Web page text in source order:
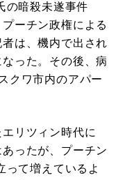
の暗殺未遂事件
ーチン政権による
は、機内で出され
った。その後、病
クワ市内のアパー
リツィン時代に
ったが、プーチン
って増えているよ